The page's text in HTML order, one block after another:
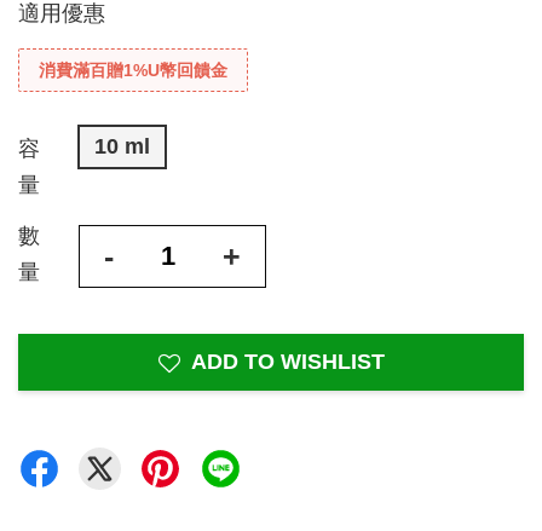
適用優惠
消費滿百贈1%U幣回饋金
容
量
10 ml
數
量
- +
ADD TO WISHLIST